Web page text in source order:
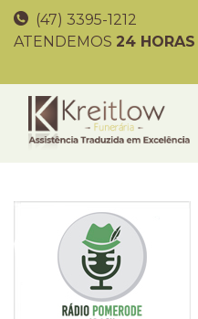
(47) 3395-1212
ATENDEMOS 24 HORAS